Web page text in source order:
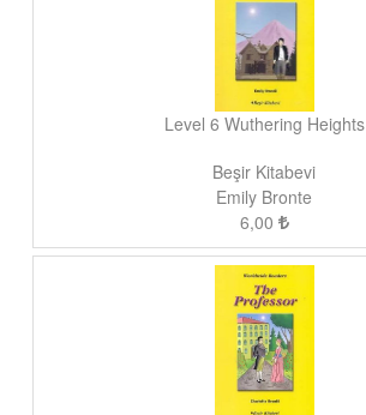
Level 6 Wuthering Heights
Beşir Kitabevi
Emily Bronte
6,00